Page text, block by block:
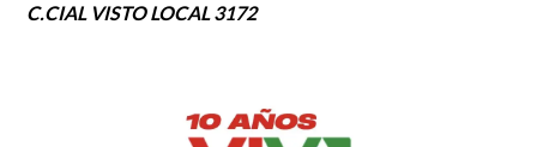
C.CIAL VISTO LOCAL 3172